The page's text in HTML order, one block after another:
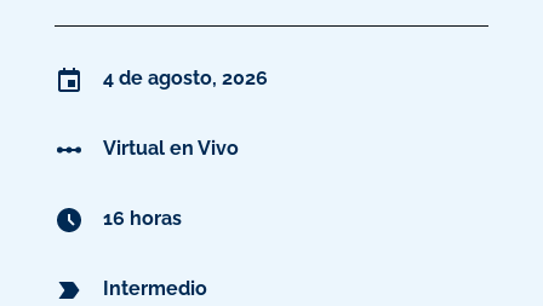
4 de agosto, 2026
Virtual en Vivo
16 horas
Intermedio